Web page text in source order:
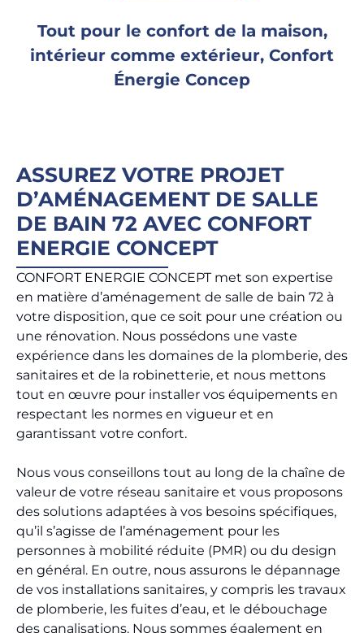
Tout pour le confort de la maison,
intérieur comme extérieur, Confort
Énergie Concep
ASSUREZ VOTRE PROJET
D’AMÉNAGEMENT DE SALLE
DE BAIN 72 AVEC CONFORT
ENERGIE CONCEPT
CONFORT ENERGIE CONCEPT met son expertise
en matière d’aménagement de salle de bain 72 à
votre disposition, que ce soit pour une création ou
une rénovation. Nous possédons une vaste
expérience dans les domaines de la plomberie, des
sanitaires et de la robinetterie, et nous mettons
tout en œuvre pour installer vos équipements en
respectant les normes en vigueur et en
garantissant votre confort.
Nous vous conseillons tout au long de la chaîne de
valeur de votre réseau sanitaire et vous proposons
des solutions adaptées à vos besoins spécifiques,
qu’il s’agisse de l’aménagement pour les
personnes à mobilité réduite (PMR) ou du design
en général. En outre, nous assurons le dépannage
de vos installations sanitaires, y compris les travaux
de plomberie, les fuites d’eau, et le débouchage
des canalisations. Nous sommes également en